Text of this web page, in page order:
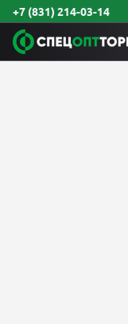
+7 (831) 214-03-14